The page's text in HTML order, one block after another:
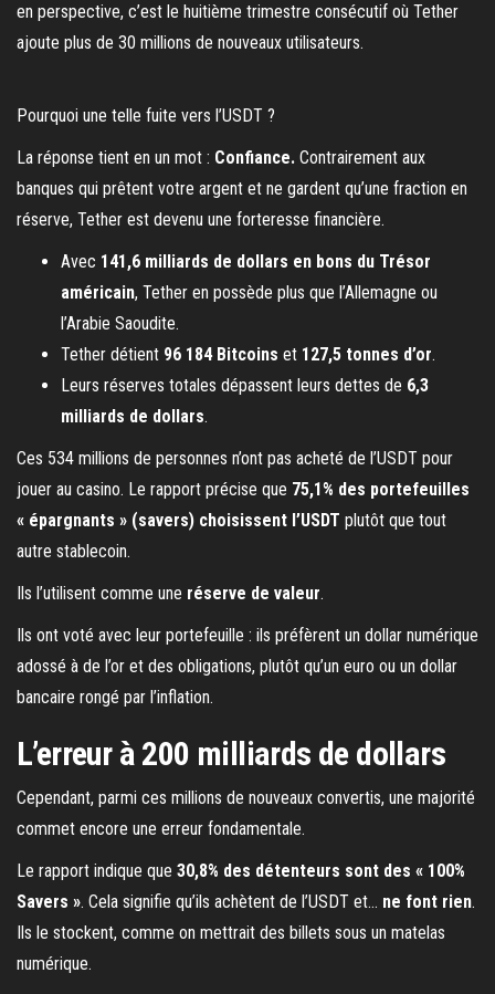
en perspective, c’est le huitième trimestre consécutif où Tether
ajoute plus de 30 millions de nouveaux utilisateurs.
Pourquoi une telle fuite vers l’USDT ?
La réponse tient en un mot : Confiance. Contrairement aux
banques qui prêtent votre argent et ne gardent qu’une fraction en
réserve, Tether est devenu une forteresse financière.
Avec 141,6 milliards de dollars en bons du Trésor
américain, Tether en possède plus que l’Allemagne ou
l’Arabie Saoudite.
Tether détient 96 184 Bitcoins et 127,5 tonnes d’or.
Leurs réserves totales dépassent leurs dettes de 6,3
milliards de dollars.
Ces 534 millions de personnes n’ont pas acheté de l’USDT pour
jouer au casino. Le rapport précise que 75,1% des portefeuilles
« épargnants » (savers) choisissent l’USDT plutôt que tout
autre stablecoin.
Ils l’utilisent comme une réserve de valeur.
Ils ont voté avec leur portefeuille : ils préfèrent un dollar numérique
adossé à de l’or et des obligations, plutôt qu’un euro ou un dollar
bancaire rongé par l’inflation.
L’erreur à 200 milliards de dollars
Cependant, parmi ces millions de nouveaux convertis, une majorité
commet encore une erreur fondamentale.
Le rapport indique que 30,8% des détenteurs sont des « 100%
Savers ». Cela signifie qu’ils achètent de l’USDT et… ne font rien.
Ils le stockent, comme on mettrait des billets sous un matelas
numérique.